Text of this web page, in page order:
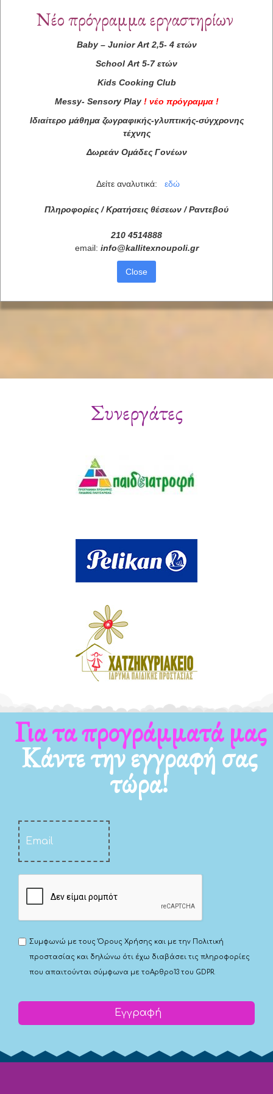
Συνεργάτες
Για τα προγράμματά μας
Κάντε την εγγραφή σας
τώρα!
Συμφωνώ με τουςΌρους Χρήσης και με την Πολιτική
προστασίας και δηλώνω ότι έχω διαβάσει τις πληροφορίες
που απαιτούνται σύμφωνα με τοΑρθρο13 του GDPR.
Εγγραφή
Νέο πρόγραμμα εργαστηρίων
Baby– Junior Art2,5- 4 ετών
School Art 5-7 ετών
Kids Cooking Club
Messy- Sensory Play ! νέο πρόγραμμα !
Ιδιαίτερο μάθημα ζωγραφικής-γλυπτικής-σύγχρονης
τέχνης
Δωρεάν Ομάδες Γονέων
Δείτε αναλυτικά: εδώ
Πληροφορίες / Κρατήσεις θέσεων / Ραντεβού
210 4514888
email: info@kallitexnoupoli.gr
Close